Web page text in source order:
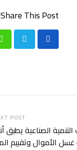
Share This Post:
POST
الصناعية يطبق